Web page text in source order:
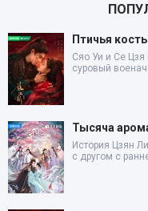
Птичья
Сяо Уи и Се Цзя
суровый
Тысяча
История Цзян
с другом с